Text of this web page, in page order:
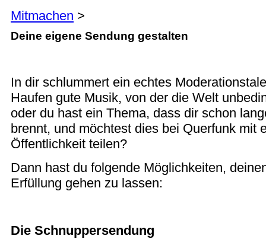
Mitmachen >
Deine eigene Sendung gestalten
In dir schlummert ein echtes
Haufen gute Musik, von der die Welt
oder du hast ein Thema, dass dir schon
brennt, und möchtest dies bei Querfunk mit
Öffentlichkeit teilen?
Dann hast du folgende Möglichkeiten,
Erfüllung gehen zu lassen:
Die Schnuppersendung